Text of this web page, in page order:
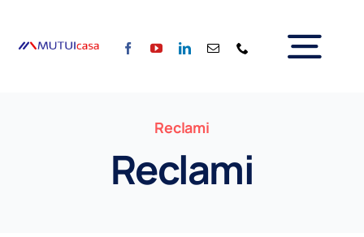
Chi siamo
Servizi
Calcola la rata
Reclami
Reclami